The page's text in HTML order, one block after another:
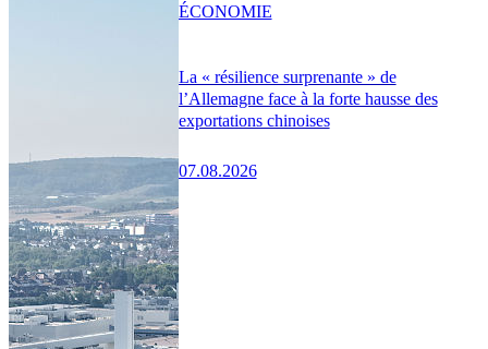
La « résilience surprenante » de
l’Allemagne face à la forte hausse des
exportations chinoises
07.08.2026
ÉCONOMIE